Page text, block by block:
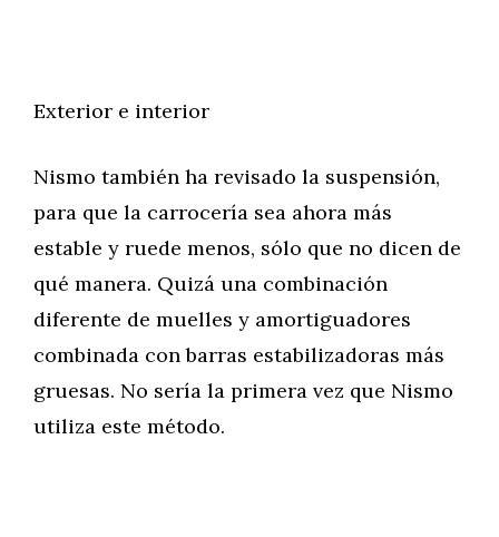
Exterior e interior
Nismo también ha revisado la suspensión,
para que la carrocería sea ahora más
estable y ruede menos, sólo que no dicen de
qué manera. Quizá una combinación
diferente de muelles y amortiguadores
combinada con barras estabilizadoras más
gruesas. No sería la primera vez que Nismo
utiliza este método.